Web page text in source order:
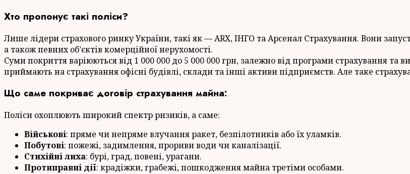
Хто пропонує такі поліси?
Лише лідери страхового ринку України, такі як — ARX, ІНГО та Арсенал Страхування. Вони
а також певних об’єктів комерційної нерухомості.
Суми покриття варіюються від 1 000 000 до 5 000 000 грн, залежно від програми страхування та
приймають на страхування офісні будівлі, склади та інші активи підприємств. Але таке
Що саме покриває договір страхування майна:
Поліси охоплюють широкий спектр ризиків, а саме:
Військові: пряме чи непряме влучання ракет, безпілотників або їх уламків.
Побутові: пожежі, задимлення, прориви води чи каналізації.
Стихійні лиха: бурі, град, повені, урагани.
Протиправні дії: крадіжки, грабежі, пошкодження майна третіми особами.